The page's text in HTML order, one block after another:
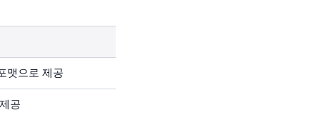
맷으로 제공
공